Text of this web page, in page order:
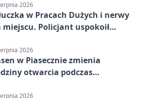
2026
w Pracach Dużych i nerwy
miejscu. Policjant uspokoił
2026
w Piasecznie zmienia
otwarcia podczas
2026